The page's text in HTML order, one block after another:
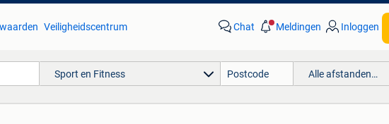
Veiligheidscentrum Chat Meldingen Inloggen
Sport en Fitness Alle afstanden…